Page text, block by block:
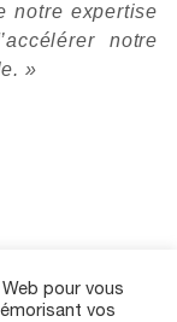
notre expertise
notre
»
pour vous
vos